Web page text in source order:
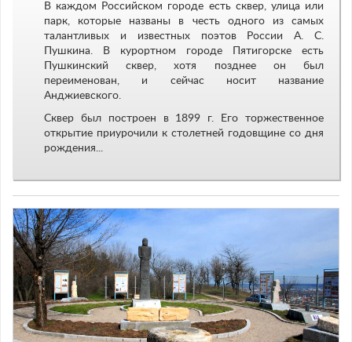
В каждом Российском городе есть сквер, улица или
парк, которые названы в честь одного из самых
талантливых и известных поэтов России А. С.
Пушкина. В курортном городе Пятигорске есть
Пушкинский сквер, хотя позднее он был
переименован, и сейчас носит название
Анджиевского.
Сквер был построен в 1899 г. Его торжественное
открытие приурочили к столетней годовщине со дня
рождения...